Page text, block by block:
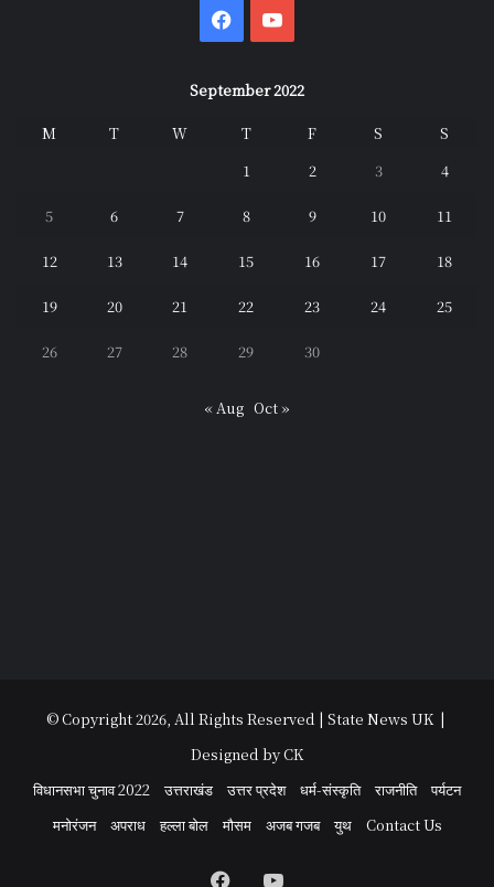
Facebook
September 2022
M T W T F S
S
1
2 3 4
5 6 7 8 9 10 11
12 13 14 15 16 17 18
19 20 21 22 23 24 25
26 27 28 29 30
« Aug Oct »
© Copyright 2026, All Rights Reserved | State News UK |
Designed by CK
विधानसभा चुनाव 2022
उत्तराखंड उत्तर प्रदेश धर्म-संस्कृति राजनीति
पर्यटन
मनोरंजन
अपराध हल्ला बोल मौसम अजब गजब युथ Contact Us
Facebook